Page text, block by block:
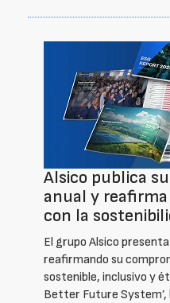
Alsico publica
anual y
con la
El grupo Alsico
reafirmando su
sostenible, inclusivo y
Better Future System’,